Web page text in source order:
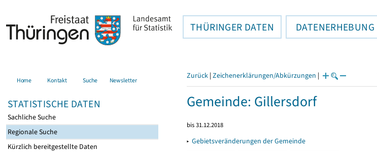
THÜRINGER DATEN DATENERHEBUNG
Home Kontakt Suche Newsletter
STATISTISCHE DATEN
Sachliche Suche
Regionale Suche
Kürzlich bereitgestellte Daten
Zurück | Zeichenerklärungen/Abkürzungen |
Gemeinde: Gillersdorf
bis 31.12.2018
▸ Gebietsveränderungen der Gemeinde